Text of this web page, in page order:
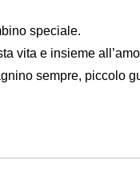
speciale.
vita e insieme
sempre, piccolo